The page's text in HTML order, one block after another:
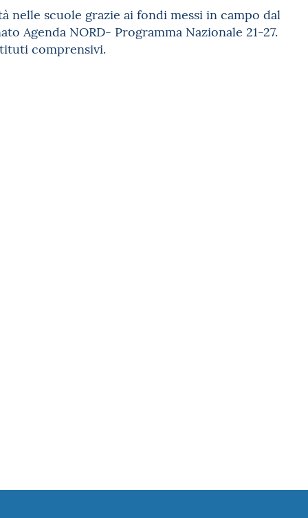
scuole grazie ai fondi messi in campo dal
Agenda NORD- Programma Nazionale 21-27.
comprensivi.